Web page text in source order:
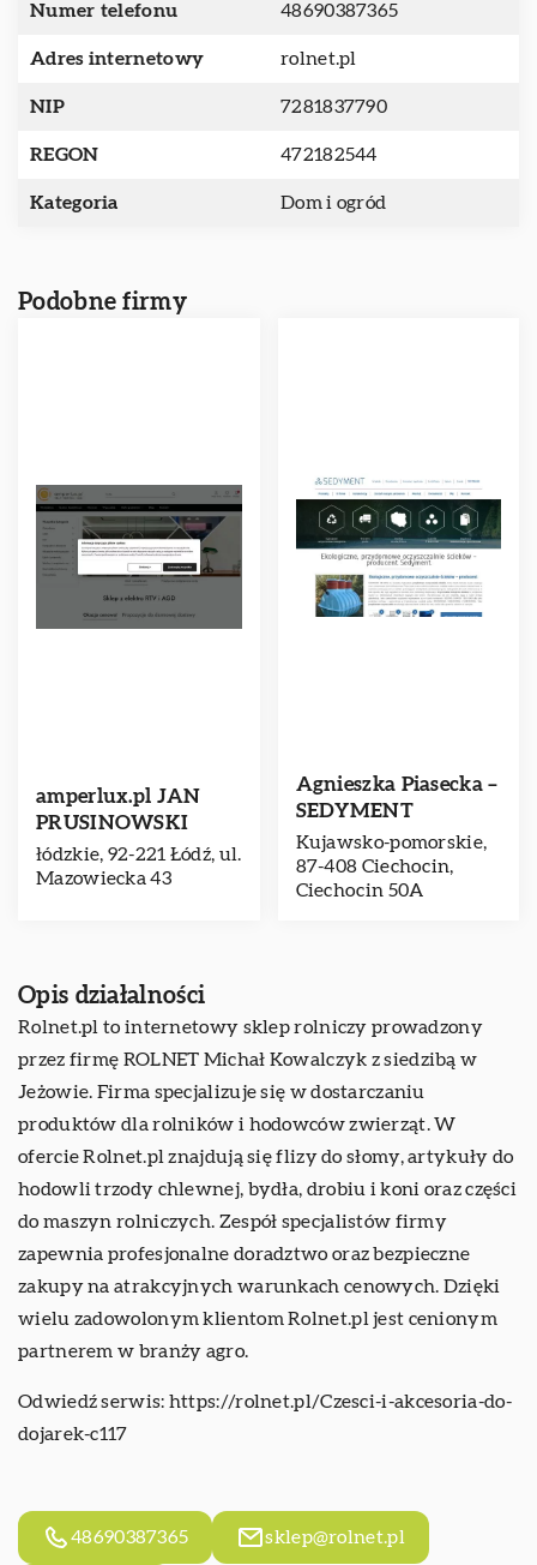
Numer telefonu 48690387365
Adres internetowy rolnet.pl
NIP 7281837790
REGON 472182544
Kategoria Dom i ogród
Podobne firmy
amperlux.pl JAN
PRUSINOWSKI
łódzkie, 92-221 Łódź, ul.
Mazowiecka 43
Agnieszka Piasecka –
SEDYMENT
Kujawsko-pomorskie,
87-408 Ciechocin,
Ciechocin 50A
Opis działalności
Rolnet.pl to internetowy sklep rolniczy prowadzony
przez firmę ROLNET Michał Kowalczyk z siedzibą w
Jeżowie. Firma specjalizuje się w dostarczaniu
produktów dla rolników i hodowców zwierząt. W
ofercie Rolnet.pl znajdują się flizy do słomy, artykuły do
hodowli trzody chlewnej, bydła, drobiu i koni oraz części
do maszyn rolniczych. Zespół specjalistów firmy
zapewnia profesjonalne doradztwo oraz bezpieczne
zakupy na atrakcyjnych warunkach cenowych. Dzięki
wielu zadowolonym klientom Rolnet.pl jest cenionym
partnerem w branży agro.
Odwiedź serwis: https://rolnet.pl/Czesci-i-akcesoria-do-
dojarek-c117
48690387365 sklep@rolnet.pl